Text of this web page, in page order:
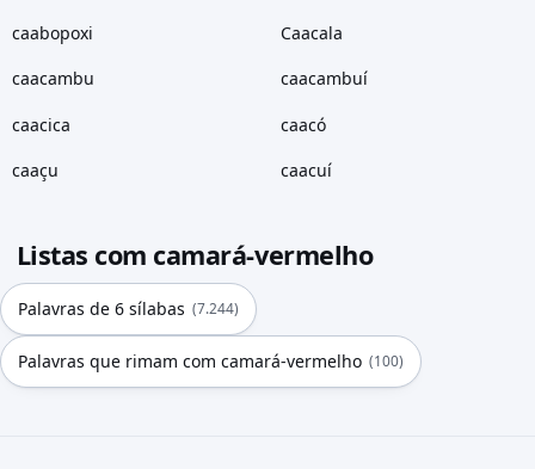
caabopoxi Caacala
caacambu caacambuí
caacica caacó
caaçu caacuí
Listas com camará-vermelho
Palavras de 6 sílabas (7.244)
Palavras que rimam com camará-vermelho (100)